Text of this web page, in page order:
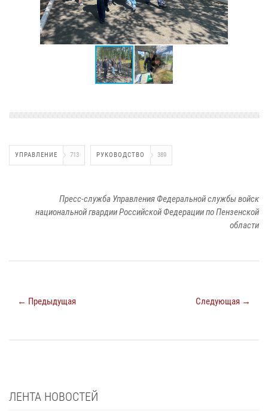
УПРАВЛЕНИЕ 713 РУКОВОДСТВО 389
Пресс-служба Управления Федеральной службы войск
национальной гвардии Российской Федерации по Пензенской
области
← Предыдущая Следующая →
ЛЕНТА НОВОСТЕЙ